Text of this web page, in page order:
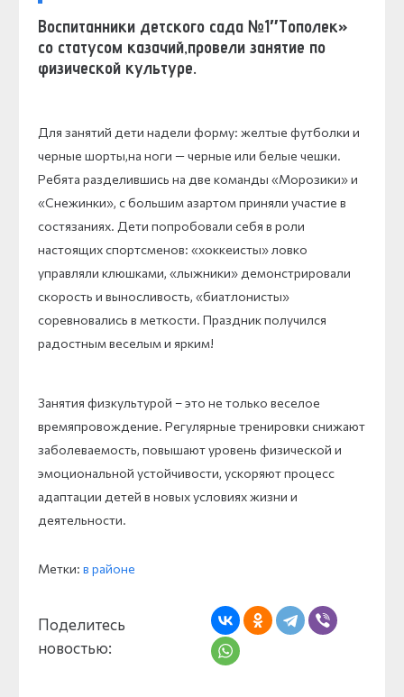
Воспитанники детского сада №1″Тополек»
со статусом казачий,провели занятие по
физической культуре.
Для занятий дети надели форму: желтые футболки и
черные шорты,на ноги — черные или белые чешки.
Ребята разделившись на две команды «Морозики» и
«Снежинки», с большим азартом приняли участие в
состязаниях. Дети попробовали себя в роли
настоящих спортсменов: «хоккеисты» ловко
управляли клюшками, «лыжники» демонстрировали
скорость и выносливость, «биатлонисты»
соревновались в меткости. Праздник получился
радостным веселым и ярким!
Занятия физкультурой – это не только веселое
времяпровождение. Регулярные тренировки снижают
заболеваемость, повышают уровень физической и
эмоциональной устойчивости, ускоряют процесс
адаптации детей в новых условиях жизни и
деятельности.
Метки: в районе
Поделитесь
новостью: